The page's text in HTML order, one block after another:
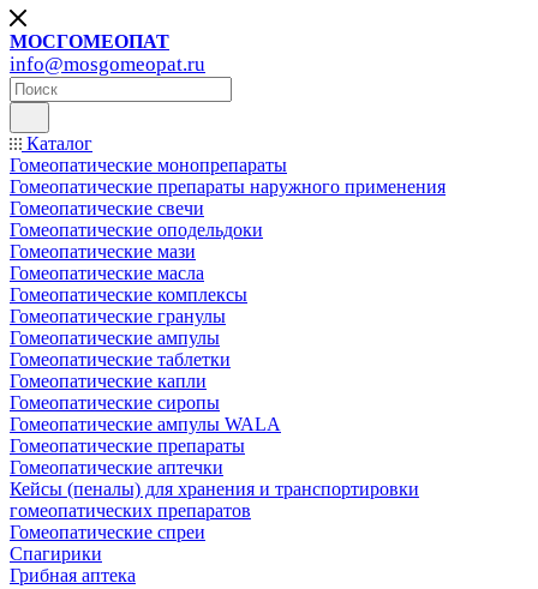
МОСГОМЕОПАТ
info@mosgomeopat.ru
Каталог
Гомеопатические монопрепараты
Гомеопатические препараты наружного применения
Гомеопатические свечи
Гомеопатические оподельдоки
Гомеопатические мази
Гомеопатические масла
Гомеопатические комплексы
Гомеопатические гранулы
Гомеопатические ампулы
Гомеопатические таблетки
Гомеопатические капли
Гомеопатические сиропы
Гомеопатические ампулы WALA
Гомеопатические препараты
Гомеопатические аптечки
Кейсы (пеналы) для хранения и транспортировки
гомеопатических препаратов
Гомеопатические спреи
Спагирики
Грибная аптека